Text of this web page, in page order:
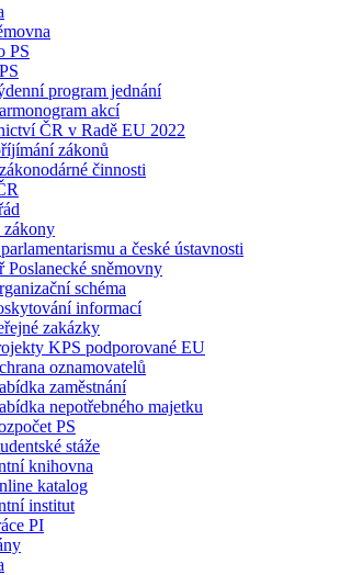
PS
program jednání
akcí
ČR v Radě EU 2022
zákonů
činnosti
zákony
a české ústavnosti
Poslanecké sněmovny
schéma
informací
zakázky
KPS podporované EU
oznamovatelů
zaměstnání
nepotřebného majetku
PS
stáže
knihovna
katalog
institut
PI